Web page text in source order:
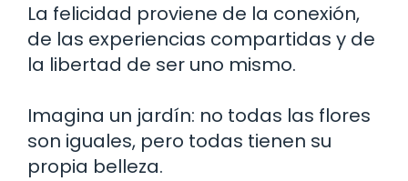
La felicidad proviene de la conexión,
de las experiencias compartidas y de
la libertad de ser uno mismo.
Imagina un jardín: no todas las flores
son iguales, pero todas tienen su
propia belleza.